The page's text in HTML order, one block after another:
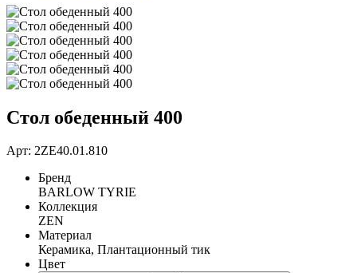
Стол обеденный 400
Арт: 2ZE40.01.810
Бренд
BARLOW TYRIE
Коллекция
ZEN
Материал
Керамика, Плантационный тик
Цвет